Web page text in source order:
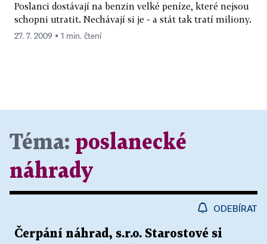
Poslanci dostávají na benzin velké peníze, které nejsou
schopni utratit. Nechávají si je - a stát tak tratí miliony.
27. 7. 2009 ▪ 1 min. čtení
Téma: poslanecké
náhrady
ODEBÍRAT
Čerpání náhrad, s.r.o. Starostové si